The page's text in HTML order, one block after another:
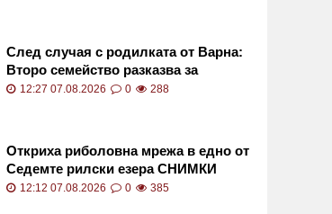
След случая с родилката от Варна:
Второ семейство разказва за
бременност с трагичен край
12:27 07.08.2026 0 288
Откриха риболовна мрежа в едно от
Седемте рилски езера СНИМКИ
12:12 07.08.2026 0 385